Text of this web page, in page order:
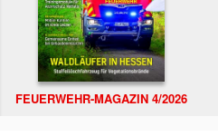
FEUERWEHR-MAGAZIN 4/2026